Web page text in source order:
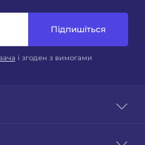
Підпишіться
і згоден з вимогами